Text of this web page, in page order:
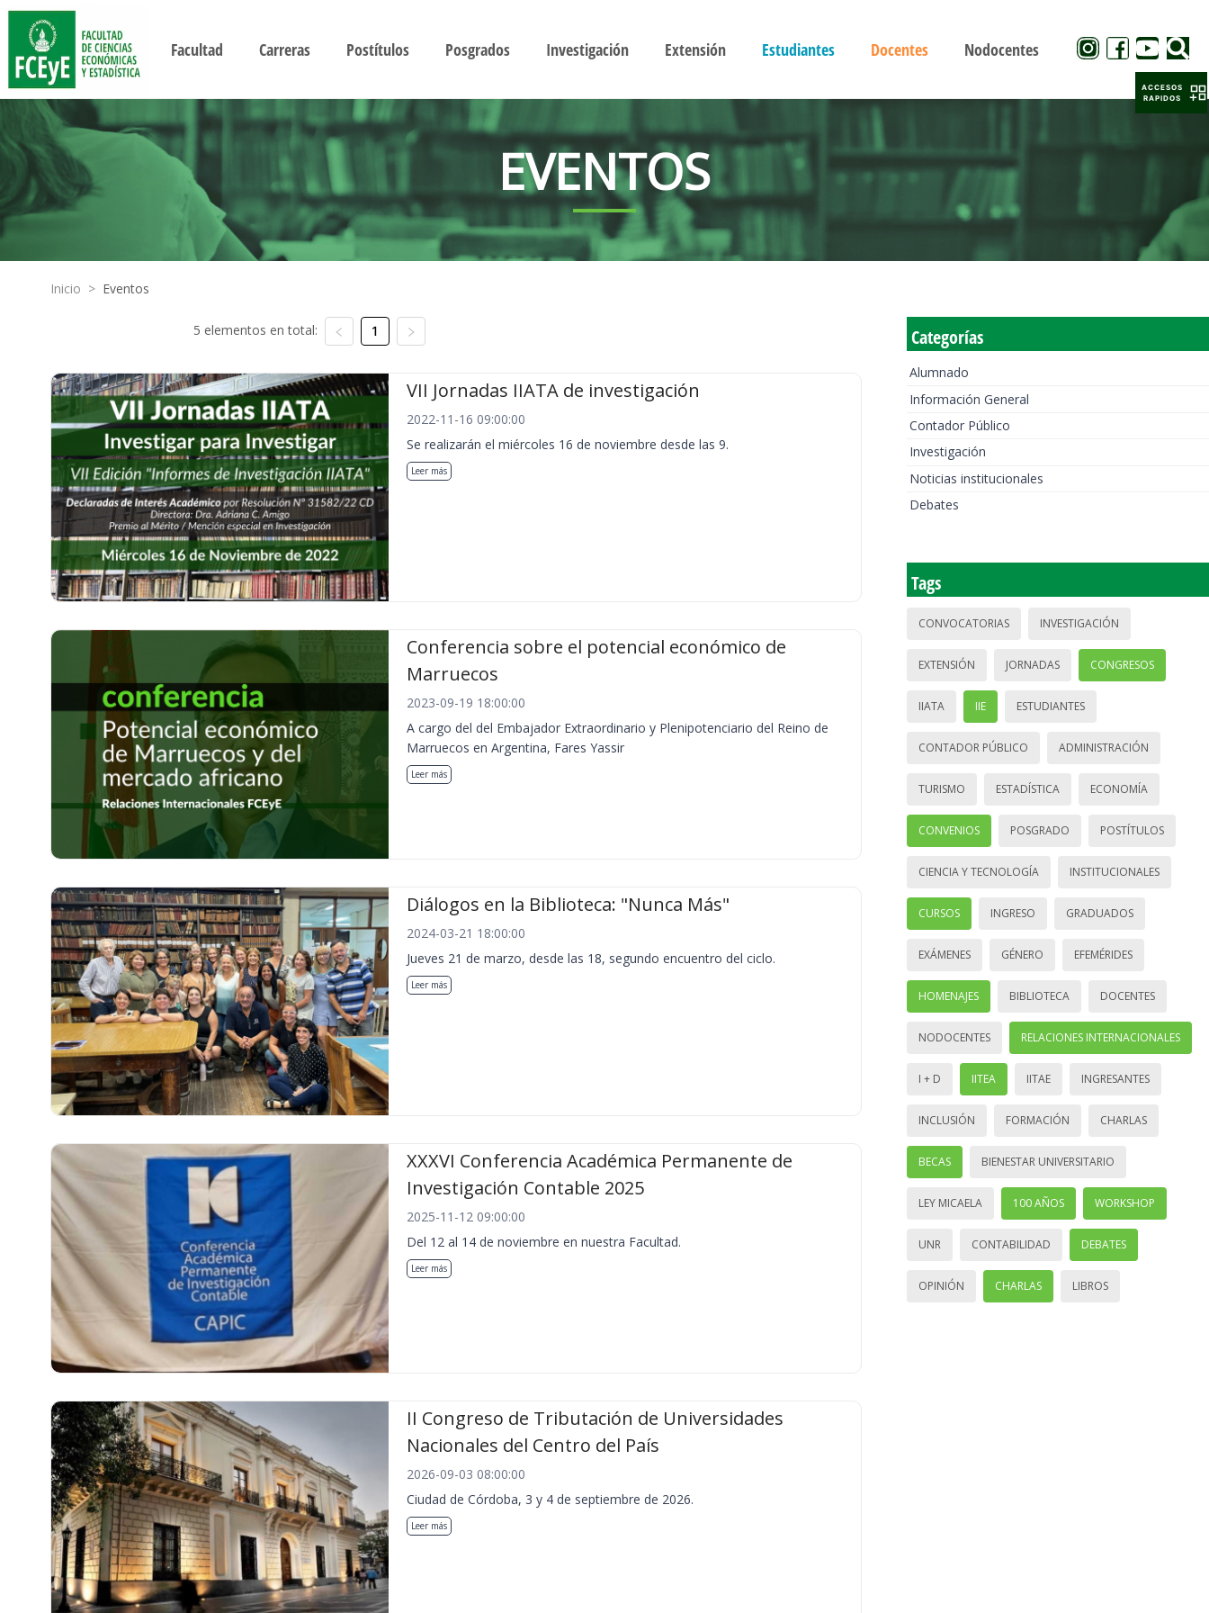
Facultad Carreras Postítulos Posgrados Investigación Extensión Estudiantes Docentes Nodocentes
EVENTOS
Inicio > Eventos
5 elementos en total: 1
VII Jornadas IIATA de investigación
2022-11-16 09:00:00
Se realizarán el miércoles 16 de noviembre desde las 9.
Leer más
Conferencia sobre el potencial económico de
Marruecos
2023-09-19 18:00:00
A cargo del del Embajador Extraordinario y Plenipotenciario del Reino de
Marruecos en Argentina, Fares Yassir
Leer más
Diálogos en la Biblioteca: "Nunca Más"
2024-03-21 18:00:00
Jueves 21 de marzo, desde las 18, segundo encuentro del ciclo.
Leer más
XXXVI Conferencia Académica Permanente de
Investigación Contable 2025
2025-11-12 09:00:00
Del 12 al 14 de noviembre en nuestra Facultad.
Leer más
II Congreso de Tributación de Universidades
Nacionales del Centro del País
2026-09-03 08:00:00
Ciudad de Córdoba, 3 y 4 de septiembre de 2026.
Leer más
Categorías
Alumnado
Información General
Contador Público
Investigación
Noticias institucionales
Debates
Tags
CONVOCATORIAS INVESTIGACIÓN
EXTENSIÓN JORNADAS CONGRESOS
IIATA IIE ESTUDIANTES
CONTADOR PÚBLICO ADMINISTRACIÓN
TURISMO ESTADÍSTICA ECONOMÍA
CONVENIOS POSGRADO POSTÍTULOS
CIENCIA Y TECNOLOGÍA INSTITUCIONALES
CURSOS INGRESO GRADUADOS
EXÁMENES GÉNERO EFEMÉRIDES
HOMENAJES BIBLIOTECA DOCENTES
NODOCENTES RELACIONES INTERNACIONALES
I + D IITEA IITAE INGRESANTES
INCLUSIÓN FORMACIÓN CHARLAS
BECAS BIENESTAR UNIVERSITARIO
LEY MICAELA 100 AÑOS WORKSHOP
UNR CONTABILIDAD DEBATES
OPINIÓN CHARLAS LIBROS
ACCESOS
RAPIDOS